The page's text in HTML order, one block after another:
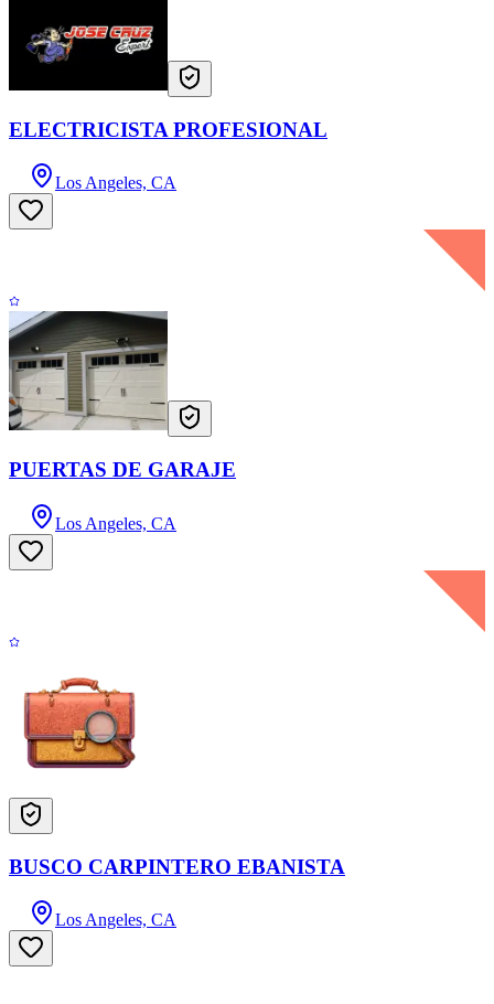
ELECTRICISTA PROFESIONAL
Los Angeles, CA
PUERTAS DE GARAJE
Los Angeles, CA
BUSCO CARPINTERO EBANISTA
Los Angeles, CA